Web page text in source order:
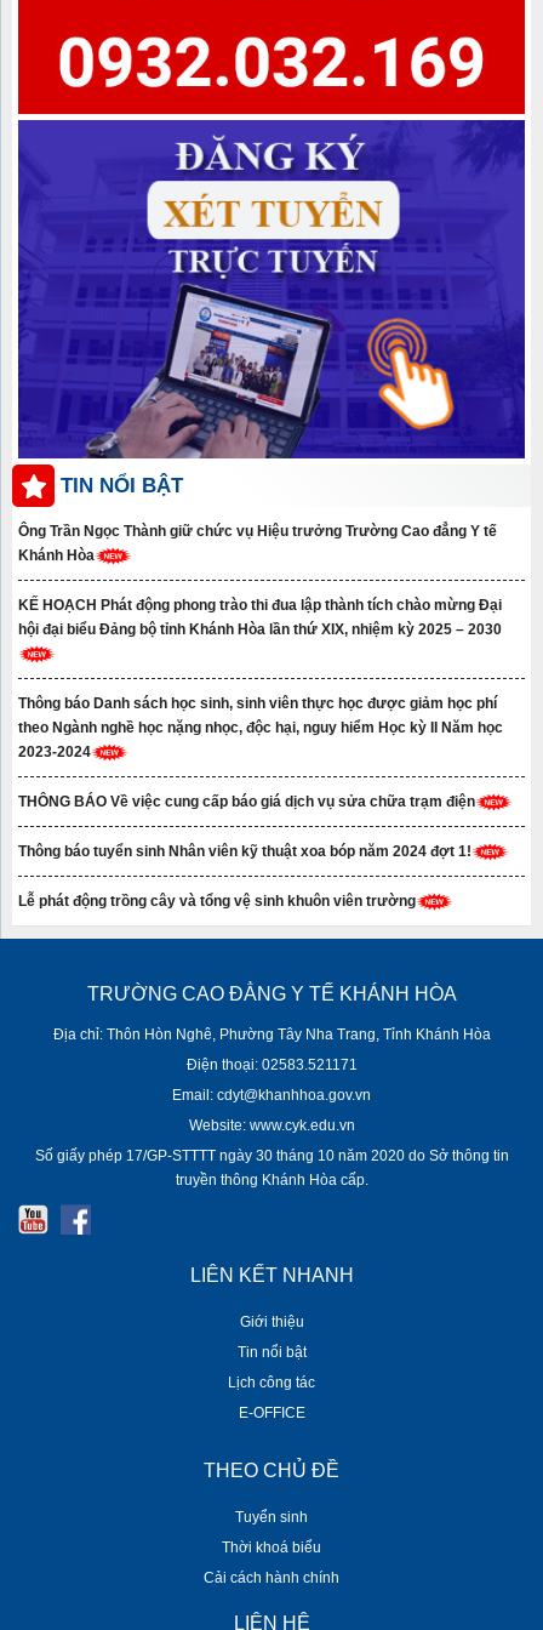
TIN NỔI BẬT
Ông Trần Ngọc Thành giữ chức vụ Hiệu trưởng Trường Cao đẳng Y tế
Khánh Hòa
KẾ HOẠCH Phát động phong trào thi đua lập thành tích chào mừng Đại
hội đại biểu Đảng bộ tỉnh Khánh Hòa lần thứ XIX, nhiệm kỳ 2025 – 2030
Thông báo Danh sách học sinh, sinh viên thực học được giảm học phí
theo Ngành nghề học nặng nhọc, độc hại, nguy hiểm Học kỳ II Năm học
2023-2024
THÔNG BÁO Về việc cung cấp báo giá dịch vụ sửa chữa trạm điện
Thông báo tuyển sinh Nhân viên kỹ thuật xoa bóp năm 2024 đợt 1!
Lễ phát động trồng cây và tổng vệ sinh khuôn viên trường
TRƯỜNG CAO ĐẲNG Y TẾ KHÁNH HÒA
Địa chỉ: Thôn Hòn Nghê, Phường Tây Nha Trang, Tỉnh Khánh Hòa
Điện thoại: 02583.521171
Email: cdyt@khanhhoa.gov.vn
Website: www.cyk.edu.vn
Số giấy phép 17/GP-STTTT ngày 30 tháng 10 năm 2020 do Sở thông tin
truyền thông Khánh Hòa cấp.
LIÊN KẾT NHANH
Giới thiệu
Tin nổi bật
Lịch công tác
E-OFFICE
THEO CHỦ ĐỀ
Tuyển sinh
Thời khoá biểu
Cải cách hành chính
LIÊN HỆ